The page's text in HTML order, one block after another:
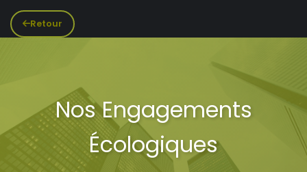
Retour
Nos Engagements
Écologiques